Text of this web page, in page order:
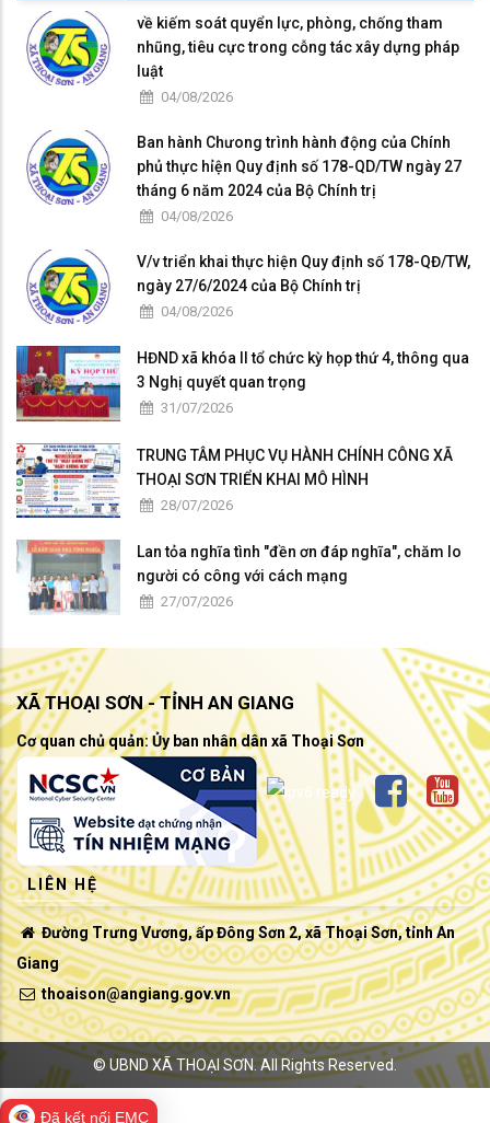
về kiếm soát quyển lực, phòng, chống tham
nhũng, tiêu cực trong cỗng tác xây dựng pháp
luật
04/08/2026
Ban hành Chưong trình hành động của Chính
phủ thực hỉện Quy định số 178-QD/TW ngày 27
tháng 6 năm 2024 của Bộ Chính trị
04/08/2026
V/v triển khai thực hiện Quy định số 178-QĐ/TW,
ngày 27/6/2024 của Bộ Chính trị
04/08/2026
HĐND xã khóa II tổ chức kỳ họp thứ 4, thông qua
3 Nghị quyết quan trọng
31/07/2026
TRUNG TÂM PHỤC VỤ HÀNH CHÍNH CÔNG XÃ
THOẠI SƠN TRIỂN KHAI MÔ HÌNH
28/07/2026
Lan tỏa nghĩa tình "đền ơn đáp nghĩa", chăm lo
người có công với cách mạng
27/07/2026
XÃ THOẠI SƠN - TỈNH AN GIANG
Cơ quan chủ quản: Ủy ban nhân dân xã Thoại Sơn
LIÊN HỆ
Đường Trưng Vương, ấp Đông Sơn 2, xã Thoại Sơn, tỉnh An
Giang
thoaison@angiang.gov.vn
©UBND XÃ THOẠI SƠN.All Rights Reserved.
Đã kết nối EMC